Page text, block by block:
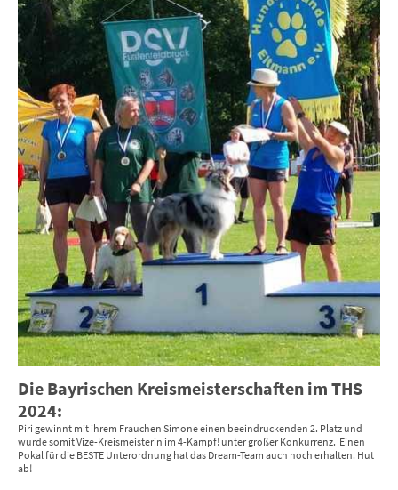
Die Bayrischen Kreismeisterschaften im THS
2024:
Piri gewinnt mit ihrem Frauchen Simone einen beeindruckenden 2. Platz und
wurde somit Vize-Kreismeisterin im 4-Kampf! unter großer Konkurrenz. Einen
Pokal für die BESTE Unterordnung hat das Dream-Team auch noch erhalten. Hut
ab!